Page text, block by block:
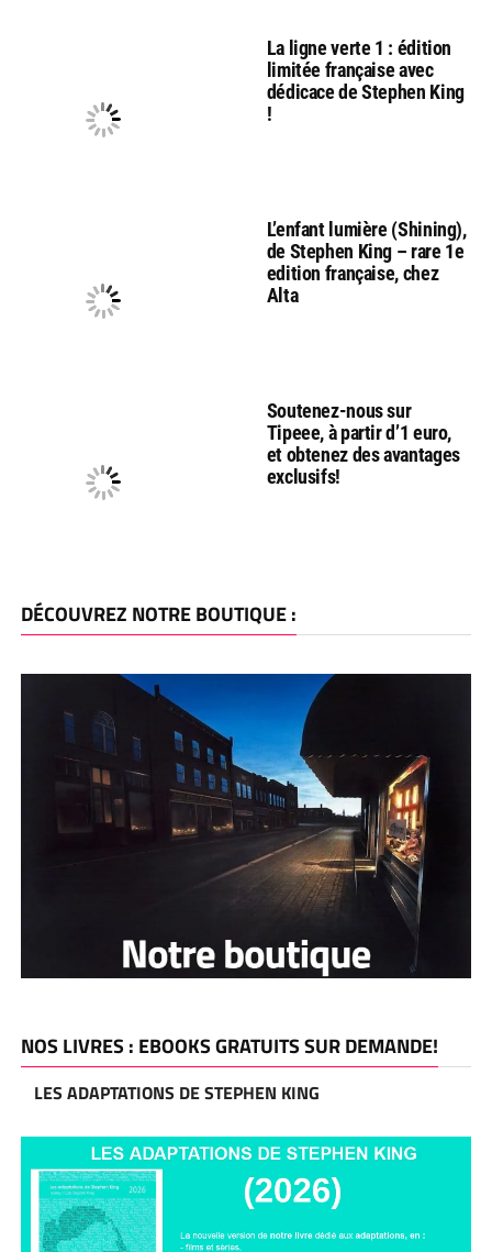
La ligne verte 1 : édition
limitée française avec
dédicace de Stephen King
!
L’enfant lumière (Shining),
de Stephen King – rare 1e
edition française, chez
Alta
Soutenez-nous sur
Tipeee, à partir d’1 euro,
et obtenez des avantages
exclusifs!
DÉCOUVREZ NOTRE BOUTIQUE :
NOS LIVRES : EBOOKS GRATUITS SUR DEMANDE!
LES ADAPTATIONS DE STEPHEN KING